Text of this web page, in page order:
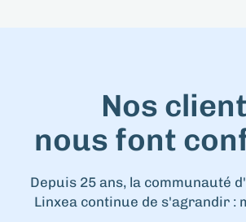
Nos
nous font
Depuis 25 ans, la communauté
Linxea continue de s'agrandir :